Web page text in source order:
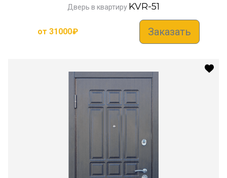
Дверь в квартиру KVR-51
от 31000₽ Заказать